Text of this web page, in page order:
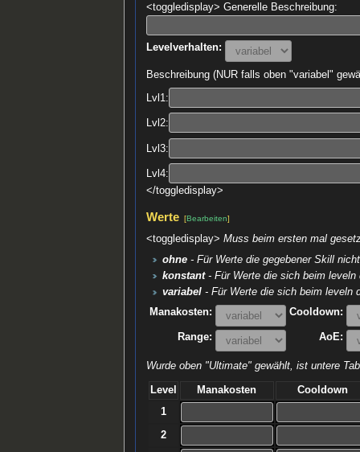
<toggledisplay> Generelle Beschreibung:
Levelverhalten:
Beschreibung (NUR falls oben "variabel"
Lvl1:
Lvl2:
Lvl3:
Lvl4:
</toggledisplay>
Werte [Bearbeiten]
<toggledisplay> Muss beim ersten mal
ohne - Für Werte die gegebener Skill
konstant- Für Werte die sich beim leveln
variabel - Für Werte die sich beim leveln
Manakosten:
Cooldown:
Range: AoE:
Wurde oben "Ultimate" gewählt, ist untere
Level Manakosten
Cooldown
1
2